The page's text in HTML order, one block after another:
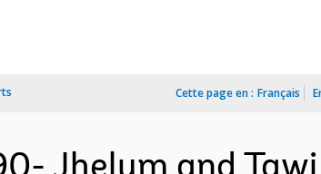
Cette page en : Français